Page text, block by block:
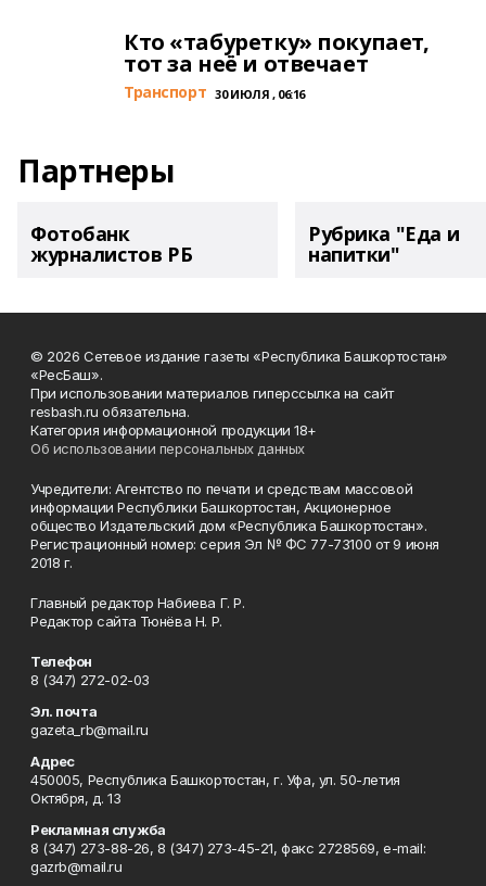
Кто «табуретку» покупает,
тот за неё и отвечает
Транспорт 30 ИЮЛЯ , 06:16
Партнеры
Фотобанк
журналистов РБ
Рубрика "Еда и
напитки"
© 2026 Сетевое издание газеты «Республика Башкортостан»
«РесБаш».
При использовании материалов гиперссылка на сайт
resbash.ru обязательна.
Категория информационной продукции 18+
Об использовании персональных данных
Учредители: Агентство по печати и средствам массовой
информации Республики Башкортостан, Акционерное
общество Издательский дом «Республика Башкортостан».
Регистрационный номер: серия Эл № ФС 77-73100 от 9 июня
2018 г.
Главный редактор Набиева Г. Р.
Редактор сайта Тюнёва Н. Р.
Телефон
8 (347) 272-02-03
Эл. почта
gazeta_rb@mail.ru
Адрес
450005, Республика Башкортостан, г. Уфа, ул. 50-летия
Октября, д. 13
Рекламная служба
8 (347) 273-88-26, 8 (347) 273-45-21, факс 2728569, e-mail:
gazrb@mail.ru